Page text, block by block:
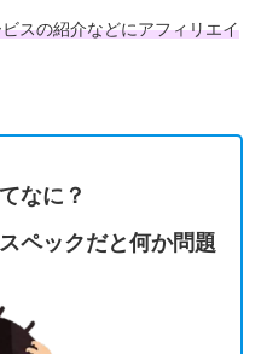
スの紹介などにアフィリエイ
なに？
ペックだと何か問題